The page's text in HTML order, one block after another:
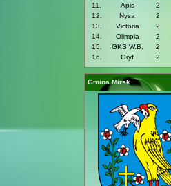
11.
Apis 2
12.
Nysa 2
13.
Victoria 2
14.
Olimpia 2
15.
GKS W.B. 2
16.
Gryf 2
Gmina Mirsk